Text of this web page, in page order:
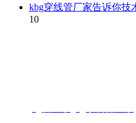
kbg穿线管厂家告诉你技
10